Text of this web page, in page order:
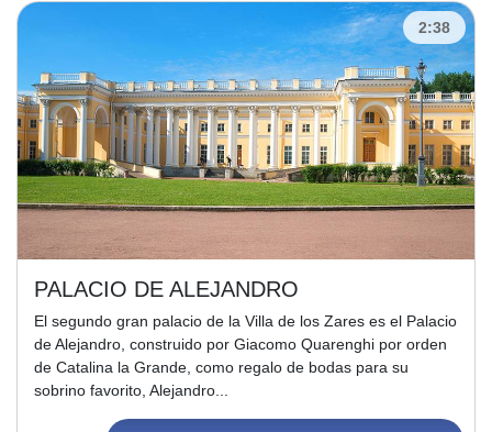
2:38
PALACIO DE ALEJANDRO
El segundo gran palacio de la Villa de los Zares es el Palacio
de Alejandro, construido por Giacomo Quarenghi por orden
de Catalina la Grande, como regalo de bodas para su
sobrino favorito, Alejandro...